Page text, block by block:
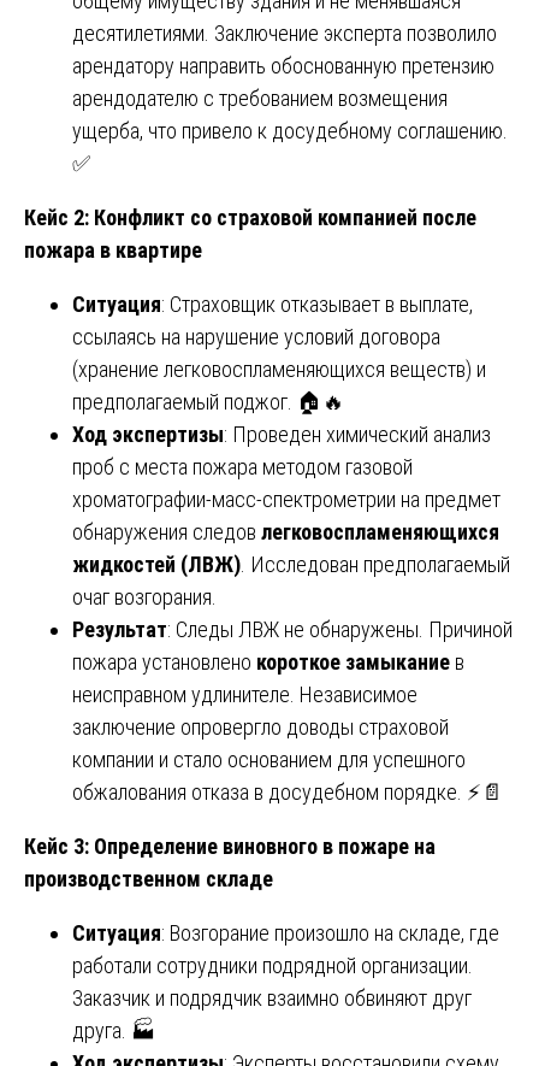
десятилетиями. Заключение эксперта позволило
арендатору направить обоснованную претензию
арендодателю с требованием возмещения
ущерба, что привело к досудебному соглашению.
✅
Кейс 2: Конфликт со страховой компанией после
пожара в квартире
Ситуация: Страховщик отказывает в выплате,
ссылаясь на нарушение условий договора
(хранение легковоспламеняющихся веществ) и
предполагаемый поджог. 🏠🔥
Ход экспертизы: Проведен химический анализ
проб с места пожара методом газовой
хроматографии-масс-спектрометрии на предмет
обнаружения следов легковоспламеняющихся
жидкостей (ЛВЖ) . Исследован предполагаемый
очаг возгорания.
Результат: Следы ЛВЖ не обнаружены. Причиной
пожара установлено короткое замыкание в
неисправном удлинителе. Независимое
заключение опровергло доводы страховой
компании и стало основанием для успешного
обжалования отказа в досудебном порядке. ⚡📄
Кейс 3: Определение виновного в пожаре на
производственном складе
Ситуация: Возгорание произошло на складе, где
работали сотрудники подрядной организации.
Заказчик и подрядчик взаимно обвиняют друг
друга. 🏭